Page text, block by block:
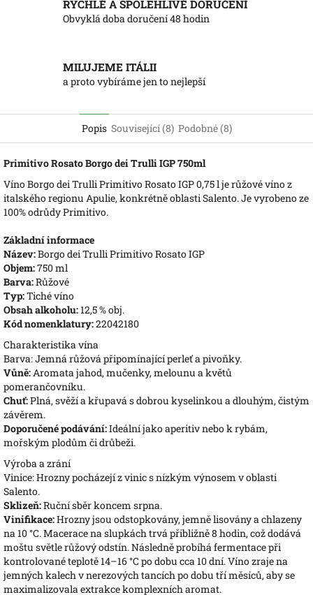
RYCHLÉ A SPOLEHLIVÉ DORUČENÍ
Obvyklá doba doručení 48 hodin
MILUJEME ITÁLII
a proto vybíráme jen to nejlepší
Popis Související (8) Podobné (8)
Primitivo Rosato Borgo dei Trulli IGP 750ml
Víno Borgo dei Trulli Primitivo Rosato IGP 0,75 l je růžové víno z
italského regionu Apulie, konkrétně oblasti Salento. Je vyrobeno ze
100% odrůdy Primitivo.
Základní informace
Název:Borgo dei Trulli Primitivo Rosato IGP
Objem:750 ml
Barva:Růžové
Typ:Tiché víno
Obsah alkoholu:12,5 % obj.
Kód nomenklatury:22042180
Charakteristika vína
Barva: Jemná růžová připomínající perleť a pivoňky.
Vůně:Aromata jahod, mučenky, melounu a květů
pomerančovníku.
Chuť:Plná, svěží a křupavá s dobrou kyselinkou a dlouhým, čistým
závěrem.
Doporučené podávání:Ideální jako aperitiv nebo k rybám,
mořským plodům či drůbeži.
Výroba a zrání
Vinice: Hrozny pocházejí z vinic s nízkým výnosem v oblasti
Salento.
Sklizeň:Ruční sběr koncem srpna.
Vinifikace:Hrozny jsou odstopkovány, jemně lisovány a chlazeny
na 10 °C. Macerace na slupkách trvá přibližně 8 hodin, což dodává
moštu světle růžový odstín. Následně probíhá fermentace při
kontrolované teplotě 14–16 °C po dobu cca 10 dní. Víno zraje na
jemných kalech v nerezových tancích po dobu tří měsíců, aby se
maximalizovala extrakce komplexních aromat.